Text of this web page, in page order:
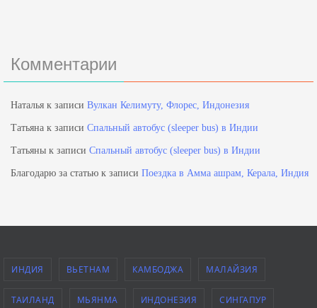
Комментарии
Наталья к записи Вулкан Келимуту, Флорес, Индонезия
Татьяна к записи Спальный автобус (sleeper bus) в Индии
Татьяны к записи Спальный автобус (sleeper bus) в Индии
Благодарю за статью к записи Поездка в Амма ашрам, Керала, Индия
ИНДИЯ ВЬЕТНАМ КАМБОДЖА МАЛАЙЗИЯ
ТАИЛАНД МЬЯНМА ИНДОНЕЗИЯ СИНГАПУР